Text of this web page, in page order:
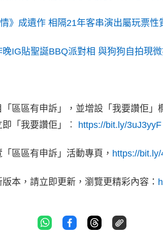
》成遺作 相隔21年客串演出屬玩票性
IG貼聖誕BBQ派對相 與狗狗自拍現
「區區有申訴」，並增設「我要讚佢
「我要讚佢」︰ https://bit.ly/3uJ3yyF
區區有申訴」活動專頁， https://
本，請立即更新，瀏覽更精彩內容：